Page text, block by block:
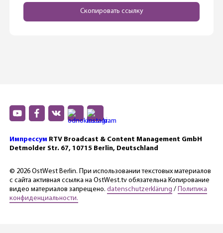
Скопировать ссылку
Импрессум RTV Broadcast & Content Management GmbH
Detmolder Str. 67, 10715 Berlin, Deutschland
© 2026 OstWest Berlin. При использовании текстовых материалов
с сайта активная ссылка на OstWest.tv обязательна Копирование
видео материалов запрещено. datenschutzerklärung /
Политика
конфиденциальности.